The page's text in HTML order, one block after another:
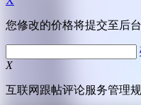
您修改的价格将提交至后
X
互联网跟帖评论服务管理